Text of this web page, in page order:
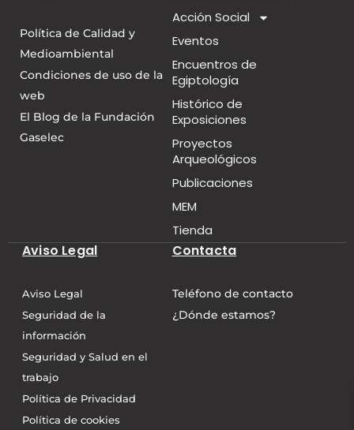
Política de Calidad y
Medioambiental
Condiciones de uso de la
web
El Blog de la Fundación
Gaselec
Acción Social
Eventos
Encuentros de
Egiptología
Histórico de
Exposiciones
Proyectos
Arqueológicos
Publicaciones
MEM
Tienda
Aviso Legal
Aviso Legal
Seguridad de la
información
Seguridad y Salud en el
trabajo
Política de Privacidad
Política de cookies
Contacta
Teléfono de contacto
¿Dónde estamos?